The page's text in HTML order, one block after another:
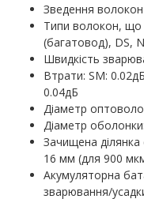
Зведення волокон
Типи волокон,
(багатовод), DS,
Швидкість
Втрати: SM:
0.04дБ
Діаметр
Діаметр
Зачищена
16 мм (для 900
Акумуляторна
зварювання/